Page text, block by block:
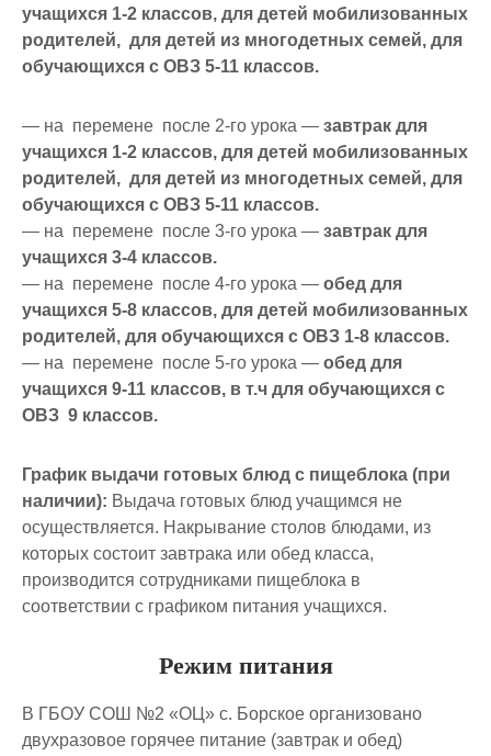
учащихся 1-2 классов, для детей мобилизованных
родителей, для детей из многодетных семей, для
обучающихся с ОВЗ 5-11 классов.
— на перемене после 2-го урока — завтрак для
учащихся 1-2 классов, для детей мобилизованных
родителей, для детей из многодетных семей, для
обучающихся с ОВЗ 5-11 классов.
— на перемене после 3-го урока — завтрак для
учащихся 3-4 классов.
— на перемене после 4-го урока — обед для
учащихся 5-8 классов, для детей мобилизованных
родителей, для обучающихся с ОВЗ 1-8 классов.
— на перемене после 5-го урока — обед для
учащихся 9-11 классов, в т.ч для обучающихся с
ОВЗ 9 классов.
График выдачи готовых блюд с пищеблока (при
наличии): Выдача готовых блюд учащимся не
осуществляется. Накрывание столов блюдами, из
которых состоит завтрака или обед класса,
производится сотрудниками пищеблока в
соответствии с графиком питания учащихся.
Режим питания
В ГБОУ СОШ №2 «ОЦ» с. Борское организовано
двухразовое горячее питание (завтрак и обед)